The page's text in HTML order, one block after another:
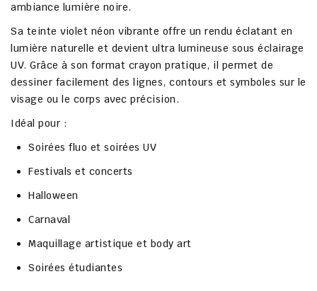
ambiance lumière noire.
Sa teinte violet néon vibrante offre un rendu éclatant en
lumière naturelle et devient ultra lumineuse sous éclairage
UV. Grâce à son format crayon pratique, il permet de
dessiner facilement des lignes, contours et symboles sur le
visage ou le corps avec précision.
Idéal pour :
Soirées fluo et soirées UV
Festivals et concerts
Halloween
Carnaval
Maquillage artistique et body art
Soirées étudiantes